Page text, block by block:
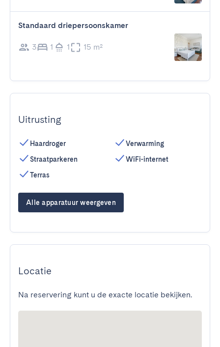
Standaard driepersoonskamer
3 1 1 15 m²
Uitrusting
Haardroger
Straatparkeren
Terras
Verwarming
WiFi-internet
Alle apparatuur weergeven
Locatie
Na reservering kunt u de exacte locatie bekijken.